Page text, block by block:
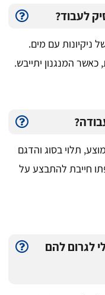
לעבוד?
ניקיונות עם מים.
המנגנון יתייבש.
הוא 50 ש"ח בממוצע, תלוי בסוג והדגם
חייבת להתבצע על
לגרום להם